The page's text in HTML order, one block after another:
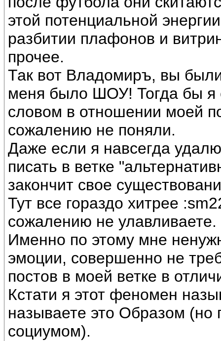
этой потенциальной
разбитии плафонов и
прочее.
Так вот Владомиръ, вы
меня было ШОУ! Тогда бы я
словом в отношении моей
сожалению не поняли.
Даже если я навсегда
писать в ветке
закончит свое
Тут все гораздо хитрее
сожалению не улавливаете.
Именно по этому мне
эмоции, совершенно не
постов в моей ветке в
Кстати я этот феномен
называете это Образом (но
социумом).